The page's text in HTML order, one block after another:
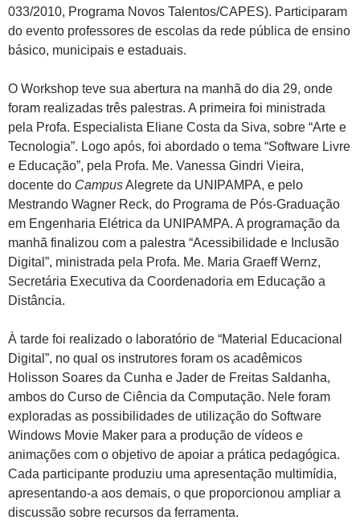
033/2010, Programa Novos Talentos/CAPES). Participaram
do evento professores de escolas da rede pública de ensino
básico, municipais e estaduais.
O Workshop teve sua abertura na manhã do dia 29, onde
foram realizadas três palestras. A primeira foi ministrada
pela Profa. Especialista Eliane Costa da Siva, sobre “Arte e
Tecnologia”. Logo após, foi abordado o tema “Software Livre
e Educação”, pela Profa. Me. Vanessa Gindri Vieira,
docente do CampusAlegrete da UNIPAMPA, e pelo
Mestrando Wagner Reck, do Programa de Pós-Graduação
em Engenharia Elétrica da UNIPAMPA. A programação da
manhã finalizou com a palestra “Acessibilidade e Inclusão
Digital”, ministrada pela Profa. Me. Maria Graeff Wernz,
Secretária Executiva da Coordenadoria em Educação a
Distância.
À tarde foi realizado o laboratório de “Material Educacional
Digital”, no qual os instrutores foram os acadêmicos
Holisson Soares da Cunha e Jader de Freitas Saldanha,
ambos do Curso de Ciência da Computação. Nele foram
exploradas as possibilidades de utilização do Software
Windows Movie Maker para a produção de vídeos e
animações com o objetivo de apoiar a prática pedagógica.
Cada participante produziu uma apresentação multimídia,
apresentando-a aos demais, o que proporcionou ampliar a
discussão sobre recursos da ferramenta.